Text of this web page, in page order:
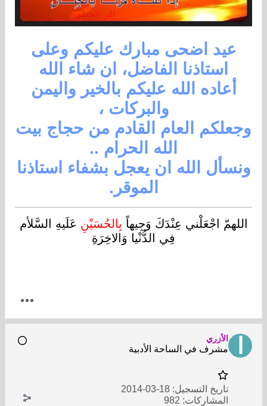
عيد اضحى مبارك عليكم وعلى
استاذنا الفاضل،
ان شاء الله
أعاده الله عليكم بالخير واليمن
والبركات ،
وجعلكم العام القادم من حجاج بيت
الله الحرام ..
ونسأل الله ان يعجل بشفاء استاذنا
الموقر.
اللهمّ اجْعَلْني عِنْدَكَ وَجِيهاً بِالحُسَيْنِ عَلَيهِ السَّلأم
فِي الدُّنْيا وَالاخِرَةِ
الأزري
مشرف في الساحة الأدبية
تاريخ التسجيل: 18-03-2014
المشاركات: 982